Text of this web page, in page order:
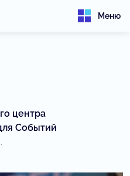
Меню
центра
Событий